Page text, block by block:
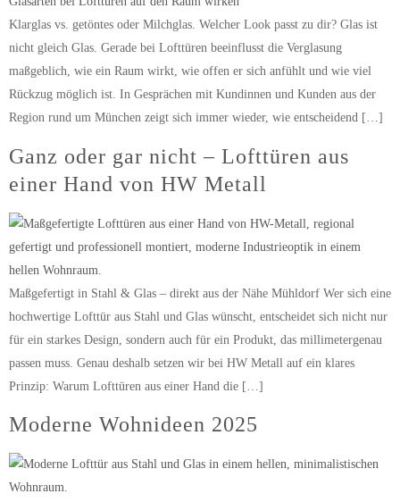
Klarglas vs. getöntes oder Milchglas. Welcher Look passt zu dir? Glas ist
nicht gleich Glas. Gerade bei Lofttüren beeinflusst die Verglasung
maßgeblich, wie ein Raum wirkt, wie offen er sich anfühlt und wie viel
Rückzug möglich ist. In Gesprächen mit Kundinnen und Kunden aus der
Region rund um München zeigt sich immer wieder, wie entscheidend […]
Ganz oder gar nicht – Lofttüren aus
einer Hand von HW Metall
Maßgefertigt in Stahl & Glas – direkt aus der Nähe Mühldorf Wer sich eine
hochwertige Lofttür aus Stahl und Glas wünscht, entscheidet sich nicht nur
für ein starkes Design, sondern auch für ein Produkt, das millimetergenau
passen muss. Genau deshalb setzen wir bei HW Metall auf ein klares
Prinzip: Warum Lofttüren aus einer Hand die […]
Moderne Wohnideen 2025